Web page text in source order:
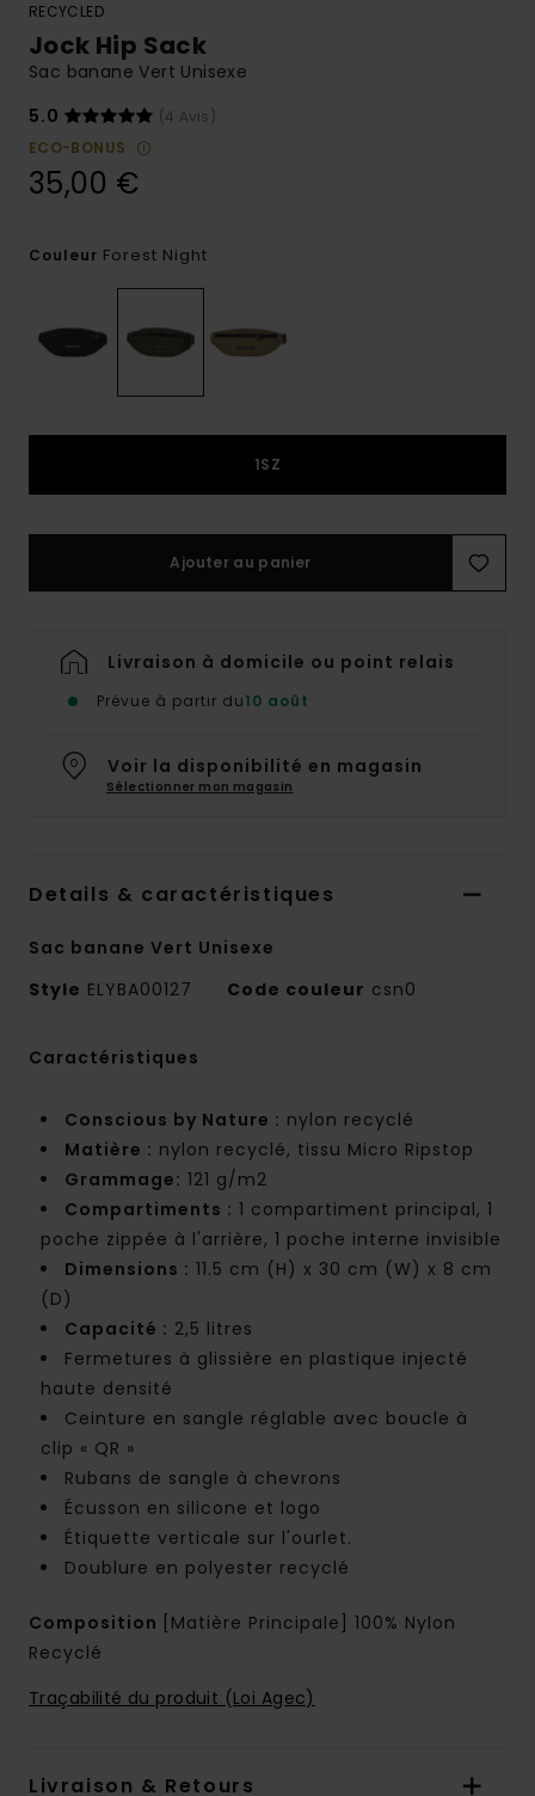
RECYCLED
Jock Hip Sack
Sac banane Vert Unisexe
5.0
(4 Avis)
ECO-BONUS
35,00 €
Couleur Forest Night
1SZ
Ajouter au panier
Livraison à domicile ou point relais
Prévue à partir du10 août
Voir la disponibilité en magasin
Sélectionner mon magasin
Details & caractéristiques
Sac banane Vert Unisexe
Style ELYBA00127 Code couleur csn0
Caractéristiques
Conscious by Nature : nylon recyclé
Matière : nylon recyclé, tissu Micro Ripstop
Grammage: 121 g/m2
Compartiments : 1 compartiment principal, 1
poche zippée à l'arrière, 1 poche interne invisible
Dimensions : 11.5 cm (H) x 30 cm (W) x 8 cm
(D)
Capacité : 2,5 litres
Fermetures à glissière en plastique injecté
haute densité
Ceinture en sangle réglable avec boucle à
clip « QR »
Rubans de sangle à chevrons
Écusson en silicone et logo
Étiquette verticale sur l'ourlet.
Doublure en polyester recyclé
Composition
[Matière Principale] 100% Nylon
Recyclé
Traçabilité du produit (Loi Agec)
Livraison & Retours